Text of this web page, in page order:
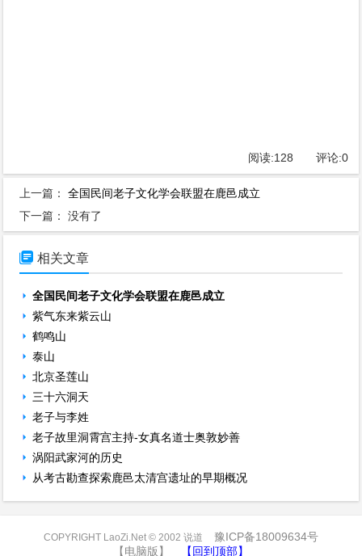
阅读:128 评论:0
上一篇：全国民间老子文化学会联盟在鹿邑成立
下一篇： 没有了
 相关文章
全国民间老子文化学会联盟在鹿邑成立
紫气东来紫云山
鹤鸣山
泰山
北京圣莲山
三十六洞天
老子与李姓
老子故里洞霄宫主持-女真名道士奥敦妙善
涡阳武家河的历史
从考古勘查探索鹿邑太清宫遗址的早期概况
COPYRIGHT LaoZi.Net © 2002 说道
豫ICP备18009634号
【电脑版】
【回到顶部】